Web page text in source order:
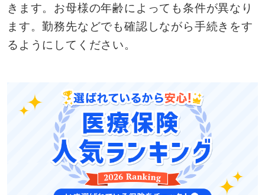
きます。お母様の年齢によっても条件が異なり
ます。勤務先などでも確認しながら手続きをす
るようにしてください。